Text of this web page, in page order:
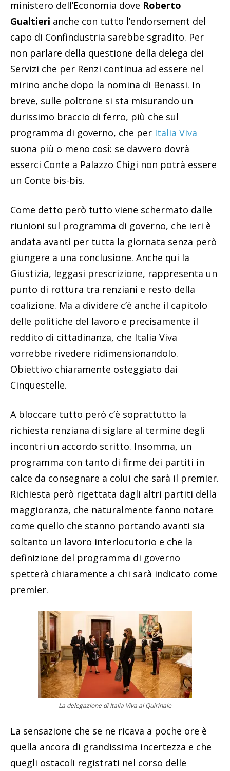
ministero dell’Economia dove Roberto
Gualtieri anche con tutto l’endorsement del
capo di Confindustria sarebbe sgradito. Per
non parlare della questione della delega dei
Servizi che per Renzi continua ad essere nel
mirino anche dopo la nomina di Benassi. In
breve, sulle poltrone si sta misurando un
durissimo braccio di ferro, più che sul
programma di governo, che per Italia Viva
suona più o meno così: se davvero dovrà
esserci Conte a Palazzo Chigi non potrà essere
un Conte bis-bis.
Come detto però tutto viene schermato dalle
riunioni sul programma di governo, che ieri è
andata avanti per tutta la giornata senza però
giungere a una conclusione. Anche qui la
Giustizia, leggasi prescrizione, rappresenta un
punto di rottura tra renziani e resto della
coalizione. Ma a dividere c’è anche il capitolo
delle politiche del lavoro e precisamente il
reddito di cittadinanza, che Italia Viva
vorrebbe rivedere ridimensionandolo.
Obiettivo chiaramente osteggiato dai
Cinquestelle.
A bloccare tutto però c’è soprattutto la
richiesta renziana di siglare al termine degli
incontri un accordo scritto. Insomma, un
programma con tanto di firme dei partiti in
calce da consegnare a colui che sarà il premier.
Richiesta però rigettata dagli altri partiti della
maggioranza, che naturalmente fanno notare
come quello che stanno portando avanti sia
soltanto un lavoro interlocutorio e che la
definizione del programma di governo
spetterà chiaramente a chi sarà indicato come
premier.
La delegazione di Italia Viva al Quirinale
La sensazione che se ne ricava a poche ore è
quella ancora di grandissima incertezza e che
quegli ostacoli registrati nel corso delle